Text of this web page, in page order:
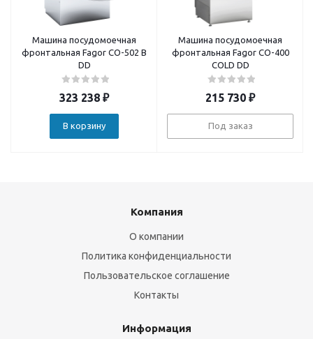
Машина посудомоечная
фронтальная Fagor CO-502 B
DD
323 238 ₽
В корзину
Машина посудомоечная
фронтальная Fagor CO-400
COLD DD
215 730 ₽
Под заказ
Компания
О компании
Политика конфиденциальности
Пользовательское соглашение
Контакты
Информация